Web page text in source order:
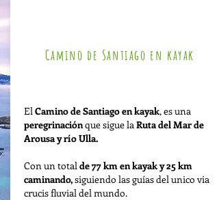
Camino de Santiago en kayak
ElCamino de Santiago en kayak, es una
peregrinaciónque sigue laRuta del Mar de
Arousa y río Ulla.
Con un totalde 77 km en kayak y 25 km
caminando,siguiendo las guías del unico via
crucis fluvial del mundo.